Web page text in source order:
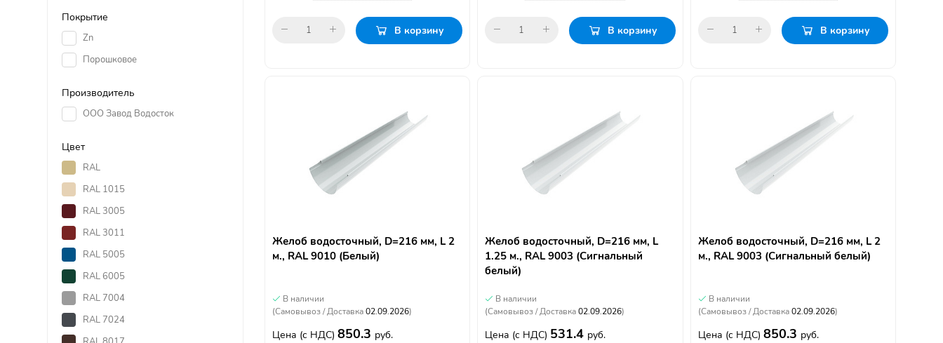
Покрытие
Zn
Порошковое
Производитель
ООО Завод Водосток
Цвет
RAL
RAL 1015
RAL 3005
RAL 3011
RAL 5005
RAL 6005
RAL 7004
RAL 7024
В корзину В корзину В корзину
Желоб водосточный, D=216 мм, L 2
м., RAL 9010 (Белый)
В наличии
(Самовывоз / Доставка02.09.2026)
Цена (с НДС) 850.3 руб.
Желоб водосточный, D=216 мм, L
1.25 м., RAL 9003 (Сигнальный
белый)
В наличии
(Самовывоз / Доставка02.09.2026)
Цена (с НДС) 531.4 руб.
Желоб водосточный, D=216 мм, L 2
м., RAL 9003 (Сигнальный белый)
В наличии
(Самовывоз / Доставка02.09.2026)
Цена (с НДС) 850.3 руб.